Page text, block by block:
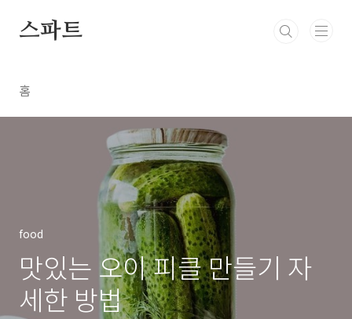
스파트
홈
food
맛있는 오이 피클 만들기 자
세한 방법